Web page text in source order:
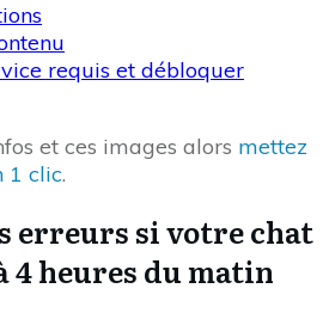
requis et débloquer
et ces images alors mettez
1 clic.
erreurs si votre chat
4 heures du matin